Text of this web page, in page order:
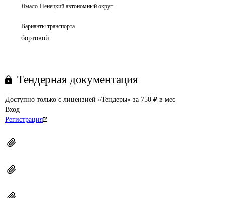
Ямало-Ненецкий автономный округ
Варианты транспорта
бортовой
Тендерная документация
Доступно только с лицензией «Тендеры» за 750 ₽ в мес
Вход
Регистрация